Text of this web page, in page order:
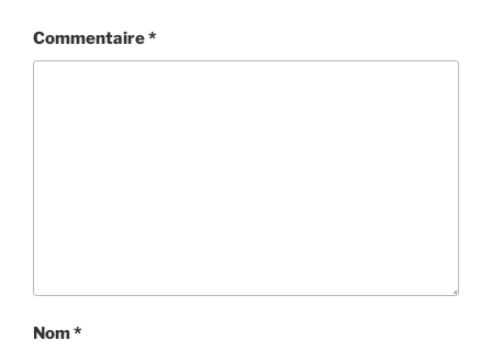
Commentaire*
Nom*